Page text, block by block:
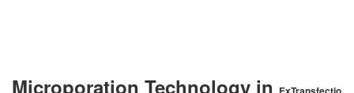
Microporation Technology in